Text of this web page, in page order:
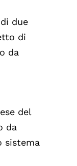
due
di
da
del
da
sistema